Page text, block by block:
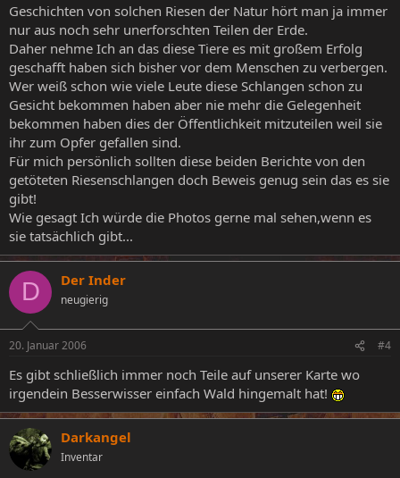
Geschichten von solchen Riesen der Natur hört man ja immer
nur aus noch sehr unerforschten Teilen der Erde.
Daher nehme Ich an das diese Tiere es mit großem Erfolg
geschafft haben sich bisher vor dem Menschen zu verbergen.
Wer weiß schon wie viele Leute diese Schlangen schon zu
Gesicht bekommen haben aber nie mehr die Gelegenheit
bekommen haben dies der Öffentlichkeit mitzuteilen weil sie
ihr zum Opfer gefallen sind.
Für mich persönlich sollten diese beiden Berichte von den
getöteten Riesenschlangen doch Beweis genug sein das es sie
gibt!
Wie gesagt Ich würde die Photos gerne mal sehen,wenn es
sie tatsächlich gibt...
D Der Inder
neugierig
20. Januar 2006 #4
Es gibt schließlich immer noch Teile auf unserer Karte wo
irgendein Besserwisser einfach Wald hingemalt hat!
Darkangel
Inventar